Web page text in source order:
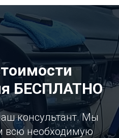
БЕСПЛАТНО
консультант. Мы
всю необходимую